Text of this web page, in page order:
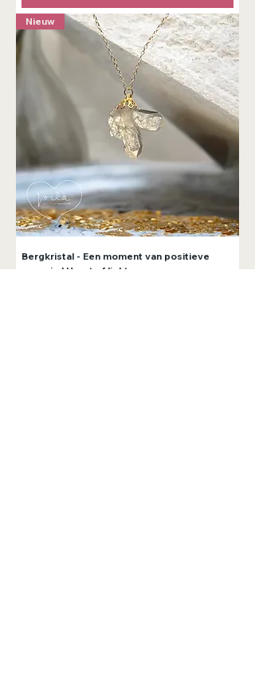
Nieuw
Bergkristal - Een moment van positieve
energie | Heart of light